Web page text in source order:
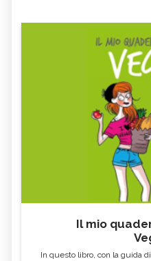
Il mio
In questo libro, con la guida